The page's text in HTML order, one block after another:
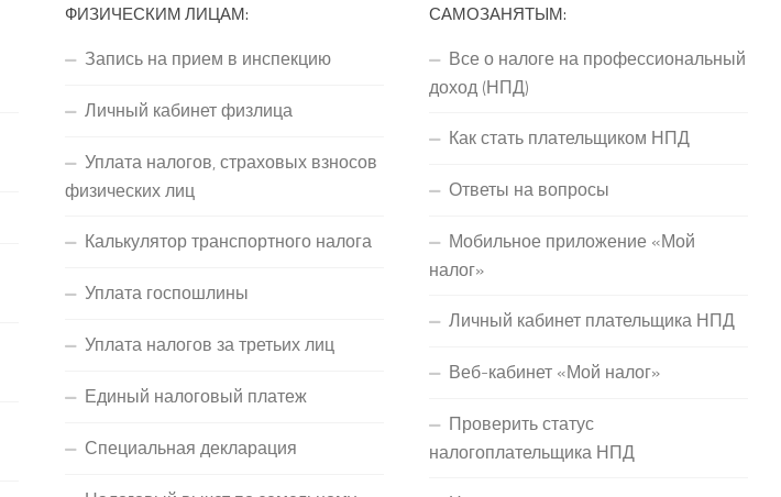
ФИЗИЧЕСКИМ ЛИЦАМ:
Запись на прием в инспекцию
Личный кабинет физлица
Уплата налогов, страховых взносов
физических лиц
Калькулятор транспортного налога
Уплата госпошлины
Уплата налогов за третьих лиц
Единый налоговый платеж
Специальная декларация
САМОЗАНЯТЫМ:
Все о налоге на профессиональный
доход (НПД)
Как стать плательщиком НПД
Ответы на вопросы
Мобильное приложение «Мой
налог»
Личный кабинет плательщика НПД
Веб-кабинет «Мой налог»
Проверить статус
налогоплательщика НПД